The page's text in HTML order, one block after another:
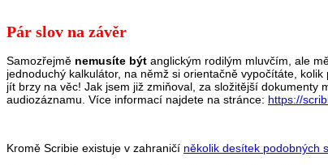
Pár slov na závěr
Samozřejmě nemusíte být anglickým rodilým mluvčím, ale
jednoduchý kalkulátor, na němž si orientačně vypočítáte,
jít brzy na věc! Jak jsem již zmiňoval, za složitější
audiozáznamu. Více informací najdete na stránce: https://
Kromě Scribie existuje v zahraničí několik desítek podobných